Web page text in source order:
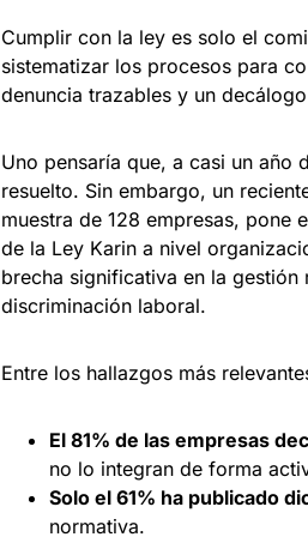
Cumplir con la ley es solo el
sistematizar los procesos para
denuncia trazables y un
Uno pensaría que, a casi un año
resuelto. Sin embargo, un
muestra de 128 empresas, pone
de la Ley Karin a nivel
brecha significativa en la
discriminación laboral.
Entre los hallazgos más
El 81% de las empresas
no lo integran de forma
Solo el 61% ha publicado
normativa.